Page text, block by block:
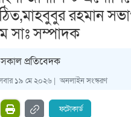
রহমান
সাঃ সম্পাদক
প্রতিবেদক
১৯ মে ২০২৬ | অনলাইন সংস্করণ
ফটোকার্ড